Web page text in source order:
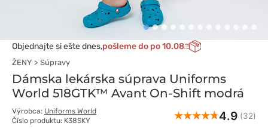
Objednajte si ešte dnes,pošleme do po 10.08
ŽENY Súpravy
Dámska lekárska súprava Uniforms
World 518GTK™ Avant On-Shift modrá
Výrobca: Uniforms World
Číslo produktu: K38SKY
4.9 (32)